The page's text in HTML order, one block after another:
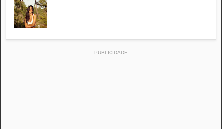
PUBLICIDADE